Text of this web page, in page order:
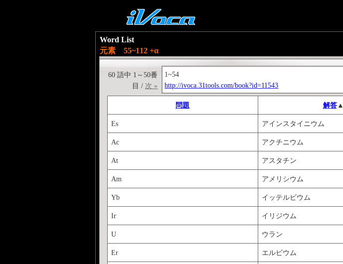
Word List
元素 55~112 +α
1~54
http://ivoca.31tools.com/book?id=11543
60 語中 1～50番
目 / 次 »
問題 解答▲
Es アインスタイニウム
Ac アクチニウム
At アスタチン
Am アメリシウム
Yb イッテルビウム
Ir イリジウム
U ウラン
Er エルビウム